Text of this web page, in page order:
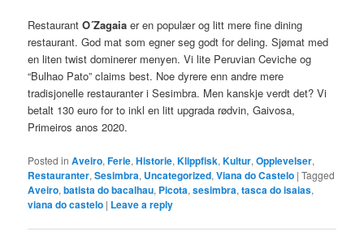
RestaurantO´Zagaiaer en populær og litt mere fine dining
restaurant. God mat som egner seg godt for deling. Sjømat med
en liten twist dominerer menyen. Vi lite Peruvian Ceviche og
“Bulhao Pato” claims best. Noe dyrere enn andre mere
tradisjonelle restauranter i Sesimbra. Men kanskje verdt det? Vi
betalt 130 euro for to inkl en litt upgrada rødvin, Gaivosa,
Primeiros anos 2020.
Posted in Aveiro,Ferie,Historie,Klippfisk,Kultur,Opplevelser,
Restauranter,Sesimbra, Uncategorized,Viana do Castelo |Tagged
Aveiro,batista do bacalhau, Picota,sesimbra,tasca do isaias,
viana do castelo | Leave a reply